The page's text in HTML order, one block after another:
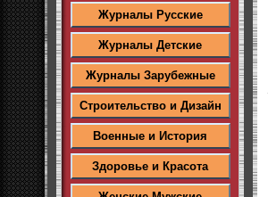
Журналы Русские
Журналы Детские
Журналы Зарубежные
Строительство и Дизайн
Военные и История
Здоровье и Красота